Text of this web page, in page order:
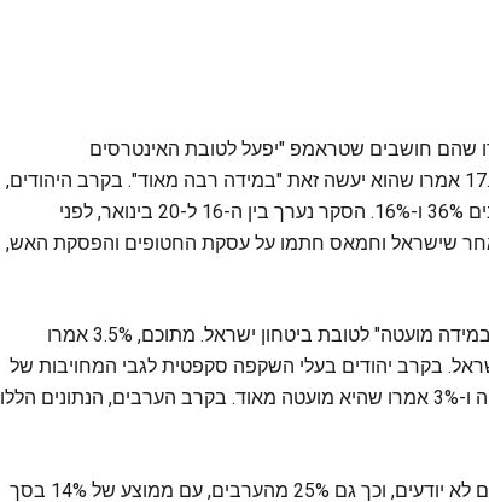
שהביעו אמון בנשיא ארה"ב, 49% אמרו שהם חושבים שטראמפ "יפעל לטובת האינטרסים
הביטחוניים של ישראל" ב"מידה רבה", ואילו 17.5% אמרו שהוא יעשה זאת "במידה רבה מאוד". בקרב היהודים,
הנתונים היו 52% ו-18% בהתאמה ובקרב הערבים 36% ו-16%. הסקר נערך בין ה-16 ל-20 בינואר, לפני
שישראל וחמאס חתמו על עסקת החטופים והפסקת האש,
בסך הכל, 19.5% ציינו שלדעתם טראמפ יפעל "במידה מועטה" לטובת ביטחון ישראל. מתוכם, 3.5% אמרו
בקרב יהודים בעלי השקפה סקפטית לגבי המחויבות של
טראמפ לביטחון ישראל, 16% אמרו שהיא מועטה ו-3% אמרו שהיא מועטה מאוד. בקרב הערבים, הנתונים הללו
מבין המשיבים היהודים לשאלה, 11% אמרו שהם לא יודעים, וכך גם 25% מהערבים, עם ממוצע של 14% בסך